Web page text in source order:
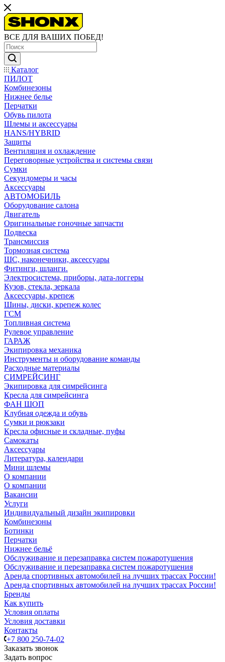
ВСЕ ДЛЯ ВАШИХ ПОБЕД!
Каталог
ПИЛОТ
Комбинезоны
Нижнее белье
Перчатки
Обувь пилота
Шлемы и аксессуары
HANS/HYBRID
Защиты
Вентиляция и охлаждение
Переговорные устройства и системы связи
Сумки
Секундомеры и часы
Аксессуары
АВТОМОБИЛЬ
Оборудование салона
Двигатель
Оригинальные гоночные запчасти
Подвеска
Трансмиссия
Тормозная система
ШС, наконечники, аксессуары
Фитинги, шланги.
Электросистема, приборы, дата-логгеры
Кузов, стекла, зеркала
Аксессуары, крепеж
Шины, диски, крепеж колес
ГСМ
Топливная система
Рулевое управление
ГАРАЖ
Экипировка механика
Инструменты и оборудование команды
Расходные материалы
СИМРЕЙСИНГ
Экипировка для симрейсинга
Кресла для симрейсинга
ФАН ШОП
Клубная одежда и обувь
Сумки и рюкзаки
Кресла офисные и складные, пуфы
Самокаты
Аксессуары
Литература, календари
Мини шлемы
О компании
О компании
Вакансии
Услуги
Индивидуальный дизайн экипировки
Комбинезоны
Ботинки
Перчатки
Нижнее бельё
Обслуживание и перезаправка систем пожаротушения
Обслуживание и перезаправка систем пожаротушения
Аренда спортивных автомобилей на лучших трассах России!
Аренда спортивных автомобилей на лучших трассах России!
Бренды
Как купить
Условия оплаты
Условия доставки
Контакты
+7 800 250-74-02
Заказать звонок
Задать вопрос